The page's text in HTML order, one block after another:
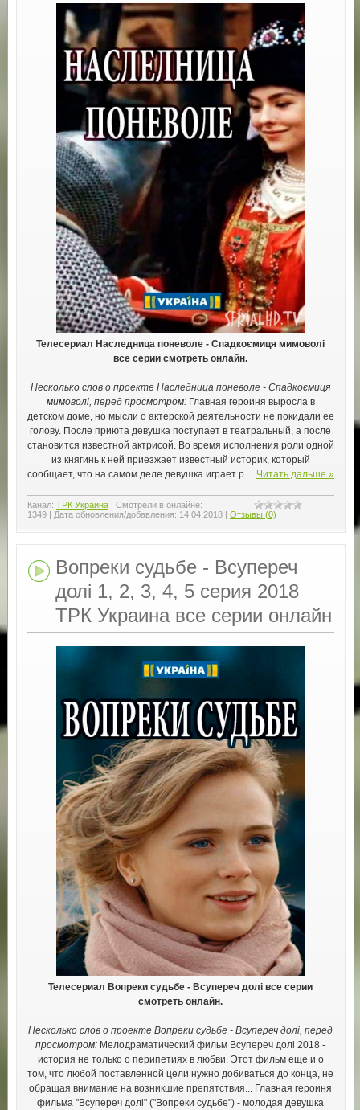
Телесериал Наследница поневоле - Спадкоємиця мимоволі
все серии смотреть онлайн.
Несколько слов о проекте Наследница поневоле - Спадкоємиця
мимоволі, перед просмотром:Главная героиня выросла в
детском доме, но мысли о актерской деятельности не покидали ее
голову. После приюта девушка поступает в театральный, а после
становится известной актрисой. Во время исполнения роли одной
из княгинь к ней приезжает известный историк, который
сообщает, что на самом деле девушка играет р
Читать дальше »
Канал: ТРК Украина| Смотрели в онлайне:
1349| Дата обновления/добавления: 14.04.2018 | Отзывы (0)
Вопреки судьбе - Всупереч
долі 1, 2, 3, 4, 5 серия 2018
ТРК Украина все серии онлайн
Телесериал Вопреки судьбе - Всупереч долі все серии
смотреть онлайн.
Несколько слов о проекте Вопреки судьбе - Всупереч долі, перед
просмотром: Мелодраматический фильм Всупереч долі 2018 -
история не только о перипетиях в любви. Этот фильм еще и о
том, что любой поставленной цели нужно добиваться до конца, не
обращая внимание на возникшие препятствия... Главная героиня
фильма "Всупереч долі" ("Вопреки судьбе") - молодая девушка